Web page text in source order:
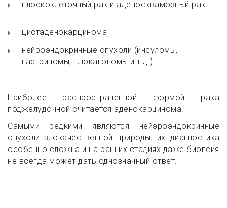
плоскоклеточный рак и аденосквамозный рак
цистаденокарцинома
нейроэндокринные опухоли (инсуломы,
гастриномы, глюкагономы и т.д.)
Наиболее распространенной формой рака
поджелудочной считается аденокарцинома.
Самыми редкими являются нейэроэндокринные
опухоли злокачественной природы, их диагностика
особенно сложна и на ранних стадиях даже биопсия
не всегда может дать однозначный ответ.